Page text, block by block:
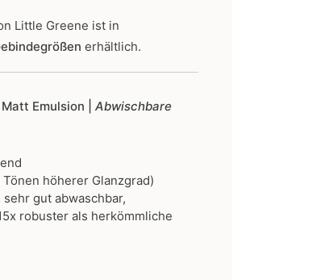
Little Greene ist in
erhältlich.
Emulsion | Abwischbare
höherer Glanzgrad)
gut abwaschbar,
robuster als herkömmliche